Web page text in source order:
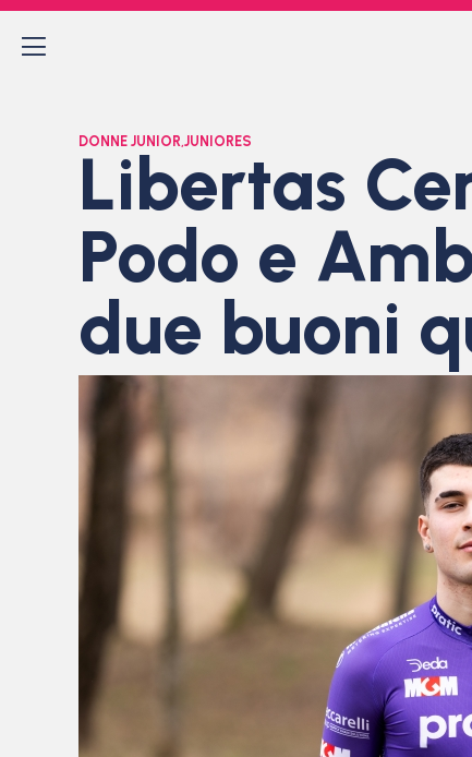
DONNE JUNIOR,JUNIORES
Libertas
Podo e
due buoni